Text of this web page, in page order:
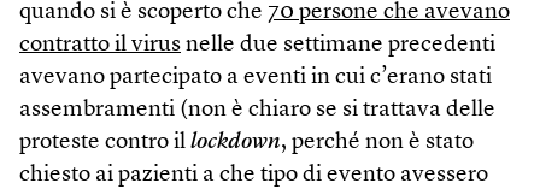
quando si è scoperto che 70 persone che avevano
contratto il virus nelle due settimane precedenti
avevano partecipato a eventi in cui c’erano stati
assembramenti (non è chiaro se si trattava delle
proteste contro il lockdown, perché non è stato
chiesto ai pazienti a che tipo di evento avessero